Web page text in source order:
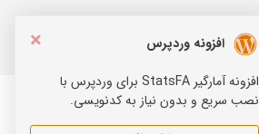
×
افزونه وردپرس
افزونه آمارگیر StatsFA برای وردپرس با
نصب سریع و بدون نیاز به کدنویسی.